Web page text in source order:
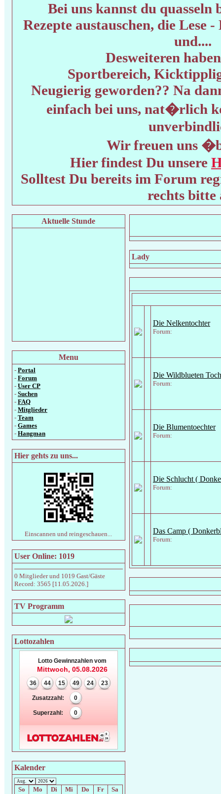
Bei uns kannst du
Rezepte austauschen, die Lese
und....
Desweiteren
Sportbereich,
Neugierig geworden?? Na
einfach bei uns, nat�rlich
Wir freuen uns
Hier findest Du unsere
Solltest Du bereits im Forum
rechts bitte
Aktuelle Stunde
Menu
- Portal
- Forum
- User CP
- Suchen
- FAQ
- Mitglieder
- Team
- Games
- Hangman
Hier gehts zu uns...
Einscannen und reingeschauen...
User Online: 1019
0 Mitglieder und 1019 Gast/Gäste
Record: 3565 [11.05.2026.]
TV Programm
Lottozahlen
Lotto Gewinnzahlen vom
Mittwoch, 05.08.2026
36 44 15 49 24 23
Zusatzzahl: 0
Superzahl: 0
Kalender
So Mo Di Mi Do Fr Sa
Lady
Die Nelkentochter
Forum:
Die Wildblueten
Forum:
Die Blumentoechter
Forum:
Die Schlucht (
Forum:
Das Camp (
Forum: